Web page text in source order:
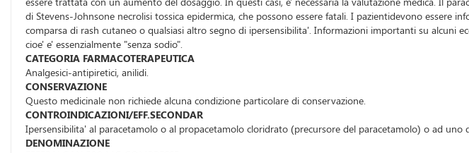
di Stevens-Johnsone necrolisi tossica epidermica, che possono essere fatali. I pazientidevono essere
comparsa di rash cutaneo o qualsiasi altro segno di ipersensibilita'. Informazioni importanti su alcuni
cioe' e' essenzialmente "senza sodio".
CATEGORIA FARMACOTERAPEUTICA
Analgesici-antipiretici, anilidi.
CONSERVAZIONE
Questo medicinale non richiede alcuna condizione particolare di conservazione.
CONTROINDICAZIONI/EFF.SECONDAR
Ipersensibilita' al paracetamolo o al propacetamolo cloridrato (precursore del paracetamolo) o ad uno
DENOMINAZIONE